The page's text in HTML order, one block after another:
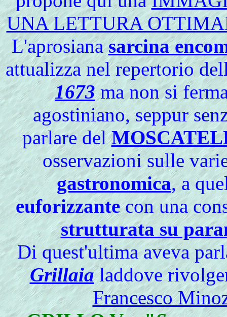
UNA LETTURA
L'aprosianasarcina
attualizza nel repertorio
1673ma non si
agostiniano, seppur
parlare del
osservazioni sulle
gastronomica, a
euforizzantecon una
strutturata su
Di quest'ultima aveva
Grillaialaddove
Francesco